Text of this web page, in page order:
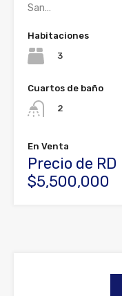
San…
Habitaciones
3
Cuartos de baño
2
En Venta
Precio de RD
$5,500,000